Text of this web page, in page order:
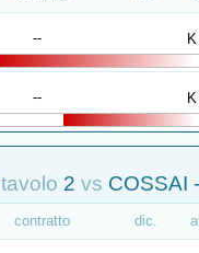
-- K
-- K
tavolo 2 vs COSSAI
contratto dic.